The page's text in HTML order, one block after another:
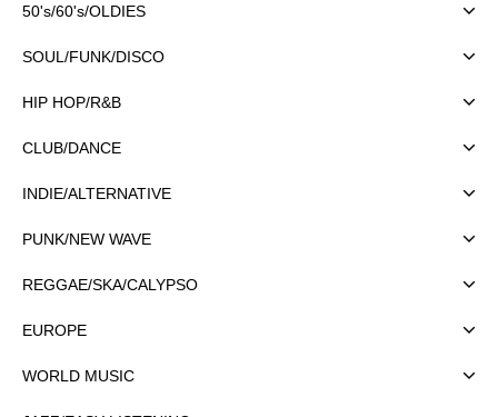
50's/60's/OLDIES
SOUL/FUNK/DISCO
HIP HOP/R&B
CLUB/DANCE
INDIE/ALTERNATIVE
PUNK/NEW WAVE
REGGAE/SKA/CALYPSO
EUROPE
WORLD MUSIC